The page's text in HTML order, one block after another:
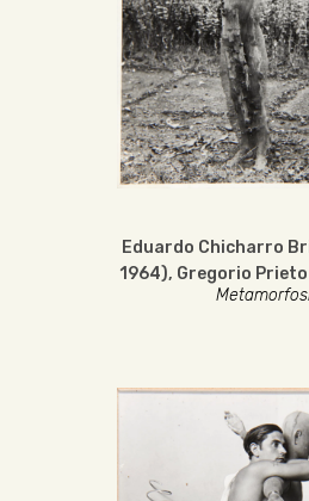
Eduardo Chicharro
1964), Gregorio